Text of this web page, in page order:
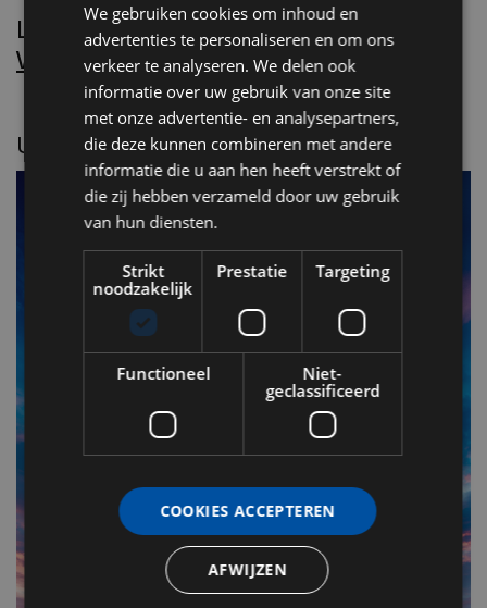
Lees Villa d’Arte!
Word nu abonnee.
UITGELICHT
We gebruiken cookies om inhoud en
advertenties te personaliseren en om ons
verkeer te analyseren. We delen ook
informatie over uw gebruik van onze site
met onze advertentie- en analysepartners,
die deze kunnen combineren met andere
informatie die u aan hen heeft verstrekt of
die zij hebben verzameld door uw gebruik
van hun diensten.
Strikt
noodzakelijk
Prestatie Targeting
Functioneel
Niet-
geclassificeerd
COOKIES ACCEPTEREN
AFWIJZEN